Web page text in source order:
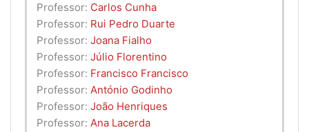
Professor: Carlos Cunha
Professor: Rui Pedro Duarte
Professor: Joana Fialho
Professor: Júlio Florentino
Professor: Francisco Francisco
Professor: António Godinho
Professor: João Henriques
Professor: Ana Lacerda